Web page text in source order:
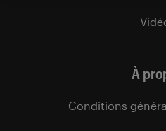
À
Conditions